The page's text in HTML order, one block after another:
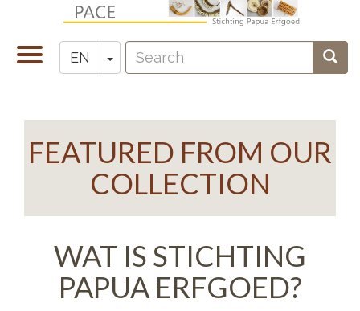
mainToggle
navigation
EN Toggle Dropdown
Zoeken
Search
FEATURED FROM OUR
COLLECTION
WAT IS STICHTING
PAPUA ERFGOED?